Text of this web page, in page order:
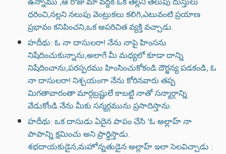
ధరించి,నల్లని నలుపు వెంట్రుకలు కలిగి,ఎటువంటి ప్రయాణ
ప్రభావం కనిపించని,ఒక అపరిచిత వ్యక్తి వచ్చాడు.
హదీథు: ఓ నా దాసులరా! నేను నాపై హింసను
నిషేదించుకున్నాను,అలాగే మీ మధ్యలో కూడా దాన్ని
నిషేదించాను,పరస్పరము హింసించుకోకండి దౌర్జన్య పడకండి, ఓ
నా దాసులరా! నిశ్చయంగా నేను కోరినవారు తప్ప
మిగతావారంతా మార్గబ్రష్టులే కాబట్టి నాతో సన్మార్గాన్ని
వేడుకోండి నేను మీకు సన్మర్గమును ప్రసాదిస్తాను.
హదీథు: ఒక దాసుడు ఏదైన పాపం చేసి ‘ఓ అల్లాహ్ నా
పాపాన్ని క్షమించు అని ప్రార్ధిస్తాడు.
శభదాయకుడైన,మహోన్నతుడైన అల్లాహ్ ఇలా సెలవిచ్చాడు :